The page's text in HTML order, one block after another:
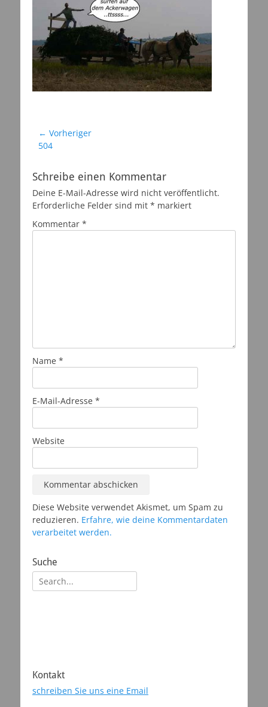
Beitragsnavigation
← Vorheriger
Vorheriger
504
Schreibe einen Kommentar
Deine E-Mail-Adresse wird nicht veröffentlicht.
Erforderliche Felder sind mit * markiert
Kommentar *
Name *
E-Mail-Adresse *
Website
Diese Website verwendet Akismet, um Spam zu
reduzieren. Erfahre, wie deine Kommentardaten
verarbeitet werden.
Suche
Suchen
nach:
Kontakt
schreiben Sie uns eine Email